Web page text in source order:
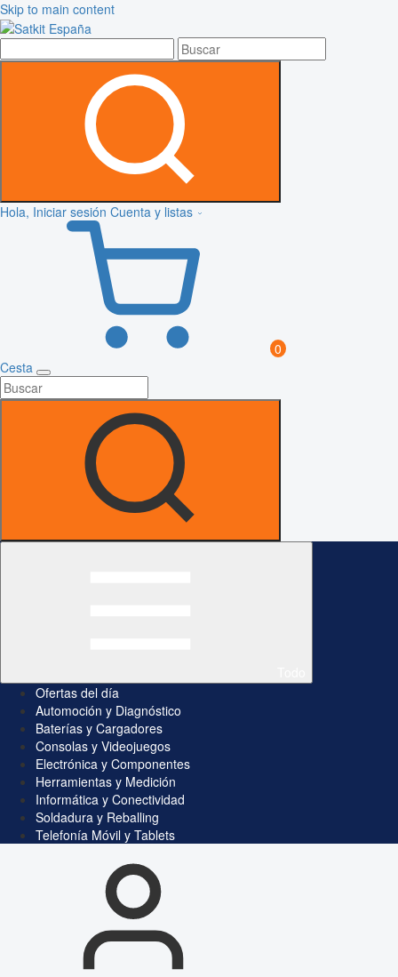
Skip to main content
Hola, Iniciar sesión Cuenta y listas
0
Cesta
Ofertas del día
Automoción y Diagnóstico
Baterías y Cargadores
Consolas y Videojuegos
Electrónica y Componentes
Herramientas y Medición
Informática y Conectividad
Soldadura y Reballing
Telefonía Móvil y Tablets